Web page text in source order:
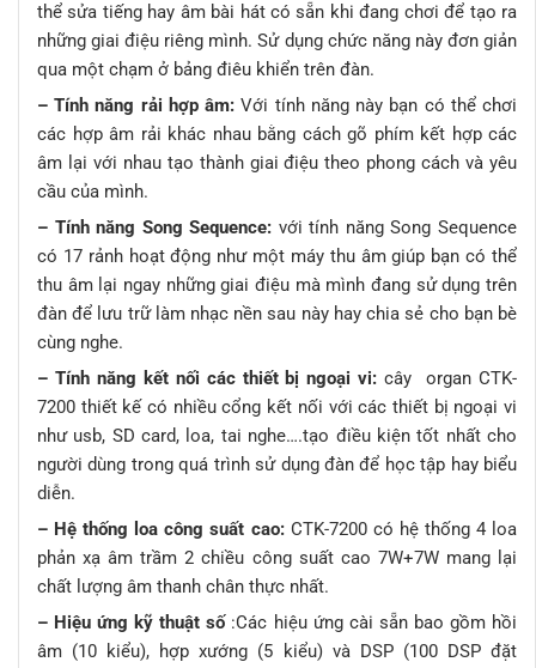
thể sửa tiếng hay âm bài hát có sẵn khi đang chơi để tạo ra
những giai điệu riêng mình. Sử dụng chức năng này đơn giản
qua một chạm ở bảng điêu khiển trên đàn.
– Tính năng rải hợp âm: Với tính năng này bạn có thể chơi
các hợp âm rải khác nhau bằng cách gõ phím kết hợp các
âm lại với nhau tạo thành giai điệu theo phong cách và yêu
cầu của mình.
– Tính năng Song Sequence: với tính năng Song Sequence
có 17 rảnh hoạt động như một máy thu âm giúp bạn có thể
thu âm lại ngay những giai điệu mà mình đang sử dụng trên
đàn để lưu trữ làm nhạc nền sau này hay chia sẻ cho bạn bè
cùng nghe.
– Tính năng kết nối các thiết bị ngoại vi:cây organ CTK-
7200 thiết kế có nhiều cổng kết nối với các thiết bị ngoại vi
như usb, SD card, loa, tai nghe….tạo điều kiện tốt nhất cho
người dùng trong quá trình sử dụng đàn để học tập hay biểu
diễn.
– Hệ thống loa công suất cao:CTK-7200 có hệ thống 4 loa
phản xạ âm trầm 2 chiều công suất cao 7W+7W mang lại
chất lượng âm thanh chân thực nhất.
– Hiệu ứng kỹ thuật số :Các hiệu ứng cài sẵn bao gồm hồi
âm (10 kiểu), hợp xướng (5 kiểu) và DSP (100 DSP đặt